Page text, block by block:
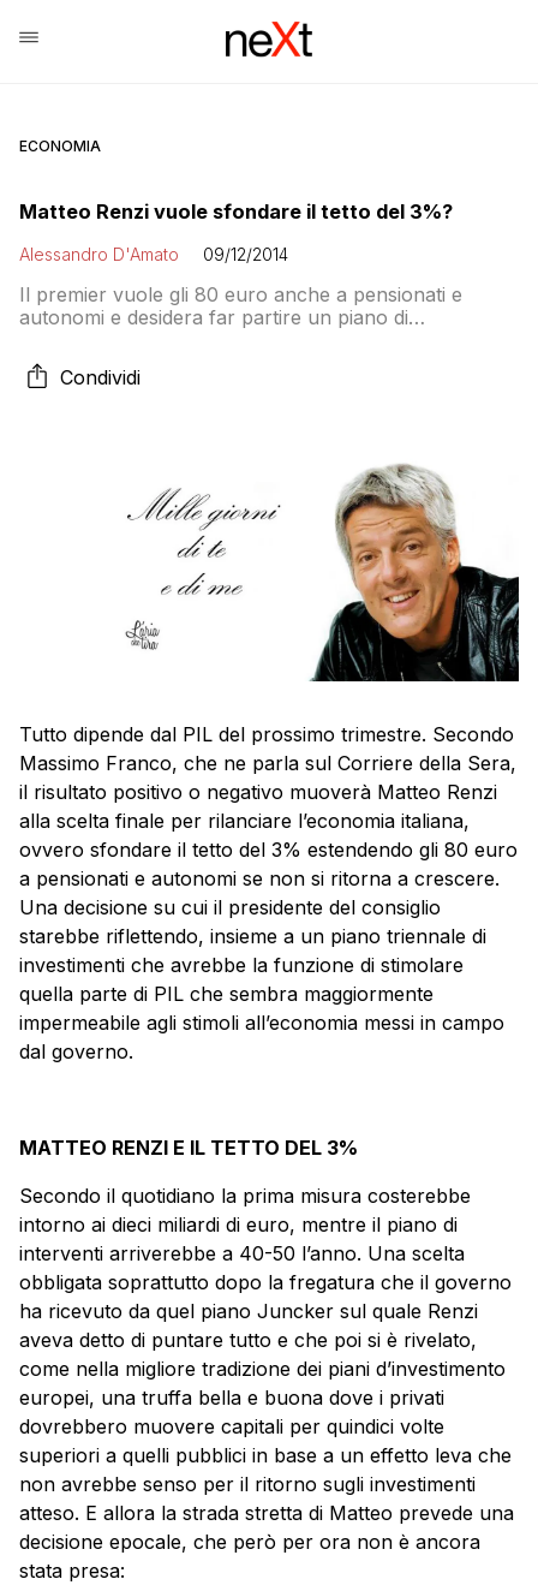
ECONOMIA
Matteo Renzi vuole sfondare il tetto del 3%?
Alessandro D'Amato 09/12/2014
Il premier vuole gli 80 euro anche a pensionati e
autonomi e desidera far partire un piano di
vincoli europei. Ma tutto dipende dai risultati del PIL
nell’ultimo trimestre
Condividi
Tutto dipende dal PIL del prossimo trimestre. Secondo
Massimo Franco, che ne parla sul Corriere della Sera,
il risultato positivo o negativo muoverà Matteo Renzi
alla scelta finale per rilanciare l’economia italiana,
ovvero sfondare il tetto del 3% estendendo gli 80 euro
a pensionati e autonomi se non si ritorna a crescere.
Una decisione su cui il presidente del consiglio
starebbe riflettendo, insieme a un piano triennale di
investimenti che avrebbe la funzione di stimolare
quella parte di PIL che sembra maggiormente
impermeabile agli stimoli all’economia messi in campo
dal governo.
MATTEO RENZI E IL TETTO DEL 3%
Secondo il quotidiano la prima misura costerebbe
intorno ai dieci miliardi di euro, mentre il piano di
interventi arriverebbe a 40-50 l’anno. Una scelta
obbligata soprattutto dopo la fregatura che il governo
ha ricevuto da quel piano Juncker sul quale Renzi
aveva detto di puntare tutto e che poi si è rivelato,
come nella migliore tradizione dei piani d’investimento
europei, una truffa bella e buona dove i privati
dovrebbero muovere capitali per quindici volte
superiori a quelli pubblici in base a un effetto leva che
non avrebbe senso per il ritorno sugli investimenti
atteso. E allora la strada stretta di Matteo prevede una
decisione epocale, che però per ora non è ancora
stata presa: